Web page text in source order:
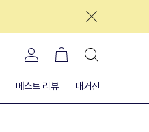
베스트 리뷰 매거진